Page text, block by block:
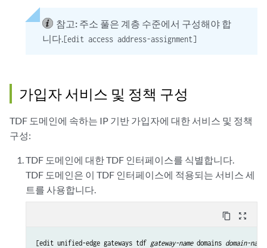
참고: 주소 풀은 계층 수준에서 구성해야 합
니다. [edit access address-assignment]
가입자 서비스 및 정책 구성
TDF 도메인에 속하는 IP 기반 가입자에 대한 서비스 및 정책
구성:
TDF 도메인에 대한 TDF 인터페이스를 식별합니다.
TDF 도메인은 이 TDF 인터페이스에 적용되는 서비스 세
트를 사용합니다.
content_copy zoom_out_map
[edit unified-edge gateways tdf gateway-name domains domain-name